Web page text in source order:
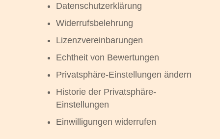
Datenschutzerklärung
Widerrufsbelehrung
Lizenzvereinbarungen
Echtheit von Bewertungen
Privatsphäre-Einstellungen ändern
Historie der Privatsphäre-
Einstellungen
Einwilligungen widerrufen